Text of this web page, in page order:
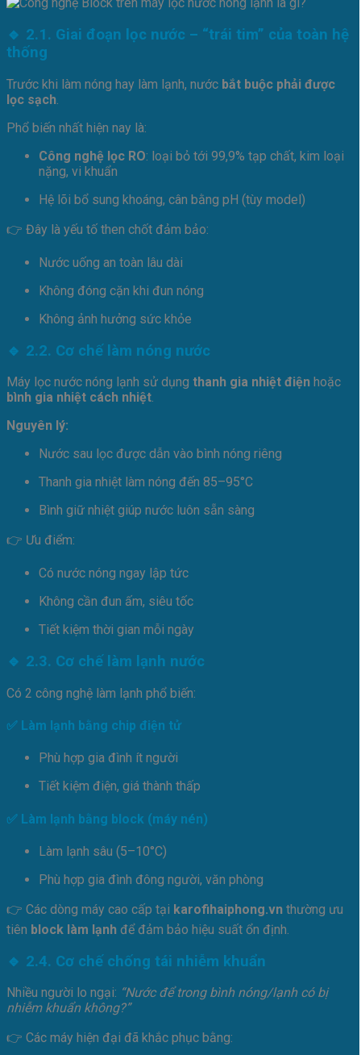
🔹 2.1. Giai đoạn lọc nước – “trái tim” của toàn hệ
thống
Trước khi làm nóng hay làm lạnh, nước bắt buộc phải được
lọc sạch.
Phổ biến nhất hiện nay là:
Công nghệ lọc RO: loại bỏ tới 99,9% tạp chất, kim loại
nặng, vi khuẩn
Hệ lõi bổ sung khoáng, cân bằng pH (tùy model)
👉 Đây là yếu tố then chốt đảm bảo:
Nước uống an toàn lâu dài
Không đóng cặn khi đun nóng
Không ảnh hưởng sức khỏe
🔹 2.2. Cơ chế làm nóng nước
Máy lọc nước nóng lạnh sử dụng thanh gia nhiệt điện hoặc
bình gia nhiệt cách nhiệt.
Nguyên lý:
Nước sau lọc được dẫn vào bình nóng riêng
Thanh gia nhiệt làm nóng đến 85–95°C
Bình giữ nhiệt giúp nước luôn sẵn sàng
👉 Ưu điểm:
Có nước nóng ngay lập tức
Không cần đun ấm, siêu tốc
Tiết kiệm thời gian mỗi ngày
🔹 2.3. Cơ chế làm lạnh nước
Có 2 công nghệ làm lạnh phổ biến:
✅ Làm lạnh bằng chip điện tử
Phù hợp gia đình ít người
Tiết kiệm điện, giá thành thấp
✅ Làm lạnh bằng block (máy nén)
Làm lạnh sâu (5–10°C)
Phù hợp gia đình đông người, văn phòng
👉 Các dòng máy cao cấp tại karofihaiphong.vn thường ưu
tiên block làm lạnh để đảm bảo hiệu suất ổn định.
🔹 2.4. Cơ chế chống tái nhiễm khuẩn
Nhiều người lo ngại: “Nước để trong bình nóng/lạnh có bị
nhiễm khuẩn không?”
👉 Các máy hiện đại đã khắc phục bằng: